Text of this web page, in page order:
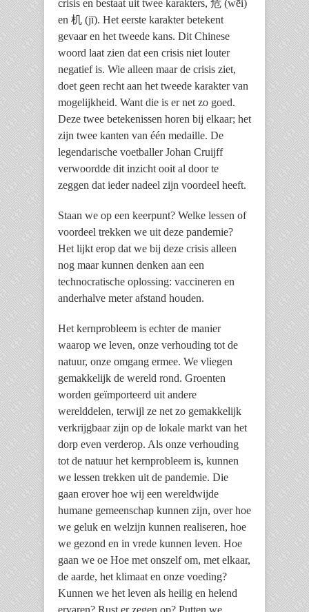
crisis en bestaat uit twee karakters, 危 (wēi)
en 机 (jī). Het eerste karakter betekent
gevaar en het tweede kans. Dit Chinese
woord laat zien dat een crisis niet louter
negatief is. Wie alleen maar de crisis ziet,
doet geen recht aan het tweede karakter van
mogelijkheid. Want die is er net zo goed.
Deze twee betekenissen horen bij elkaar; het
zijn twee kanten van één medaille. De
legendarische voetballer Johan Cruijff
verwoordde dit inzicht ooit al door te
zeggen dat ieder nadeel zijn voordeel heeft.
Staan we op een keerpunt? Welke lessen of
voordeel trekken we uit deze pandemie?
Het lijkt erop dat we bij deze crisis alleen
nog maar kunnen denken aan een
technocratische oplossing: vaccineren en
anderhalve meter afstand houden.
Het kernprobleem is echter de manier
waarop we leven, onze verhouding tot de
natuur, onze omgang ermee. We vliegen
gemakkelijk de wereld rond. Groenten
worden geïmporteerd uit andere
werelddelen, terwijl ze net zo gemakkelijk
verkrijgbaar zijn op de lokale markt van het
dorp even verderop. Als onze verhouding
tot de natuur het kernprobleem is, kunnen
we lessen trekken uit de pandemie. Die
gaan erover hoe wij een wereldwijde
humane gemeenschap kunnen zijn, over hoe
we geluk en welzijn kunnen realiseren, hoe
we gezond en in vrede kunnen leven. Hoe
gaan we oe Hoe met onszelf om, met elkaar,
de aarde, het klimaat en onze voeding?
Kunnen we het leven als heilig en helend
ervaren? Rust er zegen op? Putten we